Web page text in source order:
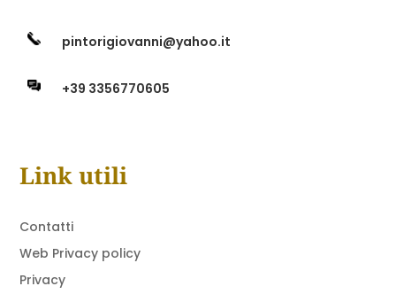
pintorigiovanni@yahoo.it
+39 3356770605
Link utili
Contatti
Web Privacy policy
Privacy